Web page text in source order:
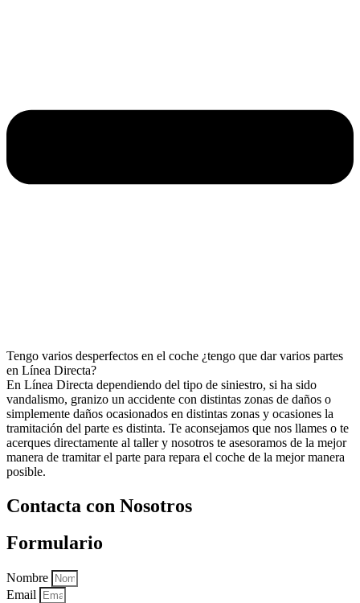
Tengo varios desperfectos en el coche ¿tengo que dar varios partes
en Línea Directa?
En Línea Directa dependiendo del tipo de siniestro, si ha sido
vandalismo, granizo un accidente con distintas zonas de daños o
simplemente daños ocasionados en distintas zonas y ocasiones la
tramitación del parte es distinta. Te aconsejamos que nos llames o te
acerques directamente al taller y nosotros te asesoramos de la mejor
manera de tramitar el parte para repara el coche de la mejor manera
posible.
Contacta con Nosotros
Formulario
Nombre
Email